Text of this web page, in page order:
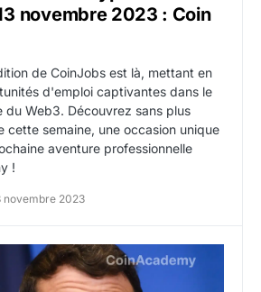
novembre 2023 : Coin
de CoinJobs est là, mettant en
d'emploi captivantes dans le
du Web3. Découvrez sans plus
cette semaine, une occasion unique
aventure professionnelle
!
novembre 2023
capitale européenne des crypto